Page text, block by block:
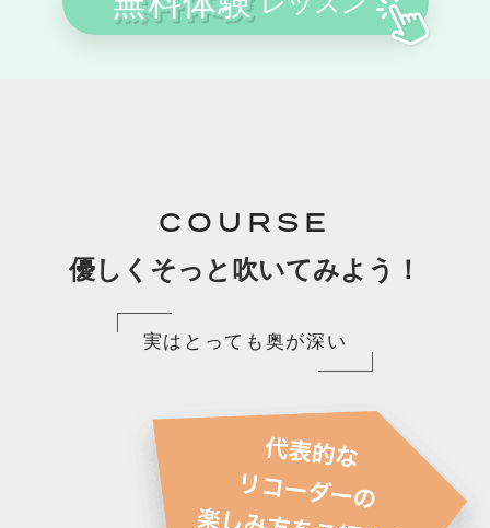
COURSE
優しくそっと吹いてみよう！
実はとっても奥が深い